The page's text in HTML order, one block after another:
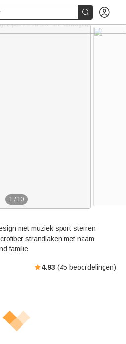
 
1 / 10
met muziek sport sterren
strandlaken met naam
familie
4.93 (45 beoordelingen)